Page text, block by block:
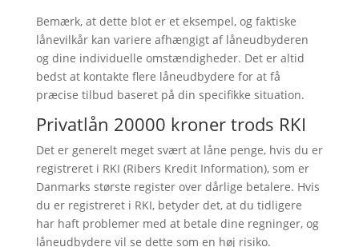
Bemærk, at dette blot er et eksempel, og faktiske
lånevilkår kan variere afhængigt af låneudbyderen
og dine individuelle omstændigheder. Det er altid
bedst at kontakte flere låneudbydere for at få
præcise tilbud baseret på din specifikke situation.
Privatlån 20000 kroner trods RKI
Det er generelt meget svært at låne penge, hvis du er
registreret i RKI (Ribers Kredit Information), som er
Danmarks største register over dårlige betalere. Hvis
du er registreret i RKI, betyder det, at du tidligere
har haft problemer med at betale dine regninger, og
låneudbydere vil se dette som en høj risiko.